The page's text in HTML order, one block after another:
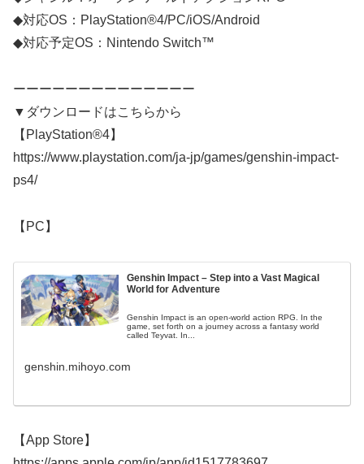
◆対応OS：PlayStation®4/PC/iOS/Android
◆対応予定OS：Nintendo Switch™
ーーーーーーーーーーーーーー
▼ダウンロードはこちらから
【PlayStation®4】
https://www.playstation.com/ja-jp/games/genshin-impact-
ps4/
【PC】
Genshin Impact – Step into a Vast Magical
World for Adventure
Genshin Impact is an open-world action RPG. In the
game, set forth on a journey across a fantasy world
called Teyvat. In...
genshin.mihoyo.com
【App Store】